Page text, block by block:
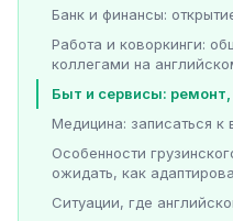
Банк и финансы:
Работа и коворкинги:
коллегами на
Быт и сервисы: ремонт,
Медицина: записаться к
Особенности
ожидать, как
Ситуации, где